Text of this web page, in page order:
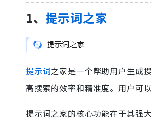
1、 提示词之家
提示词之家是一个帮助用户生成
高搜索的效率和精准度。用户可
提示词之家的核心功能在于其强